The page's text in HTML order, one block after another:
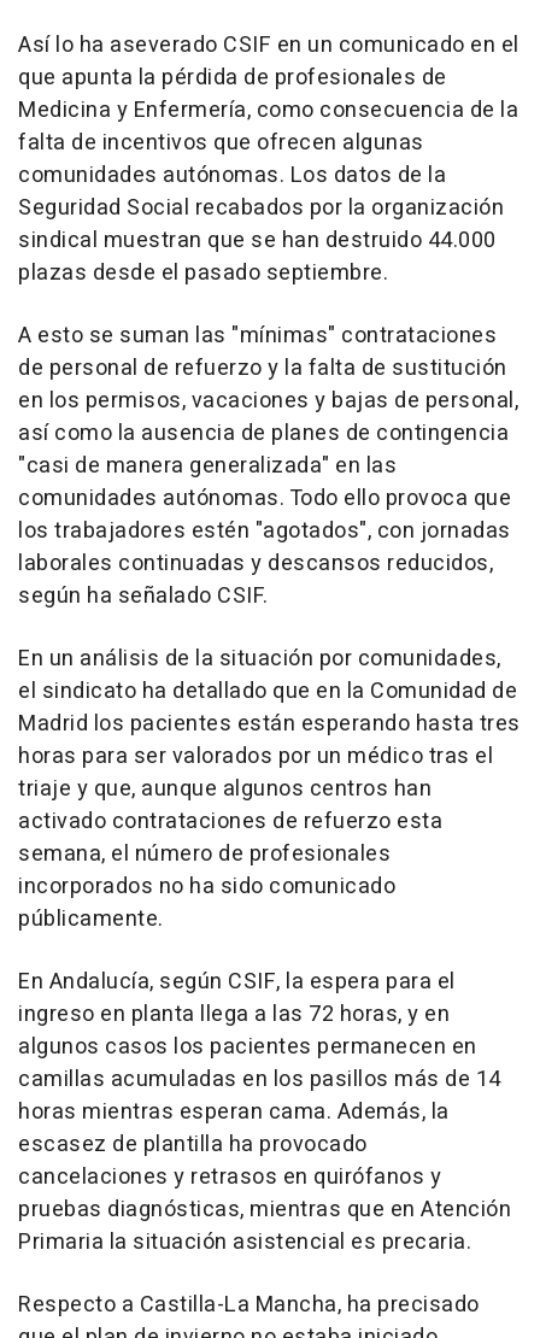
Así lo ha aseverado CSIF en un comunicado en el
que apunta la pérdida de profesionales de
Medicina y Enfermería, como consecuencia de la
falta de incentivos que ofrecen algunas
comunidades autónomas. Los datos de la
Seguridad Social recabados por la organización
sindical muestran que se han destruido 44.000
plazas desde el pasado septiembre.
A esto se suman las "mínimas" contrataciones
de personal de refuerzo y la falta de sustitución
en los permisos, vacaciones y bajas de personal,
así como la ausencia de planes de contingencia
"casi de manera generalizada" en las
comunidades autónomas. Todo ello provoca que
los trabajadores estén "agotados", con jornadas
laborales continuadas y descansos reducidos,
según ha señalado CSIF.
En un análisis de la situación por comunidades,
el sindicato ha detallado que en la Comunidad de
Madrid los pacientes están esperando hasta tres
horas para ser valorados por un médico tras el
triaje y que, aunque algunos centros han
activado contrataciones de refuerzo esta
semana, el número de profesionales
incorporados no ha sido comunicado
públicamente.
En Andalucía, según CSIF, la espera para el
ingreso en planta llega a las 72 horas, y en
algunos casos los pacientes permanecen en
camillas acumuladas en los pasillos más de 14
horas mientras esperan cama. Además, la
escasez de plantilla ha provocado
cancelaciones y retrasos en quirófanos y
pruebas diagnósticas, mientras que en Atención
Primaria la situación asistencial es precaria.
Respecto a Castilla-La Mancha, ha precisado